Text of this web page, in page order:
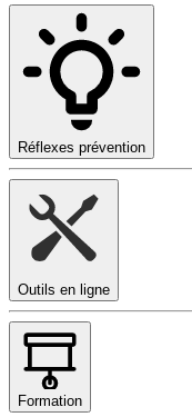
Réflexes prévention
Outils en ligne
Formation